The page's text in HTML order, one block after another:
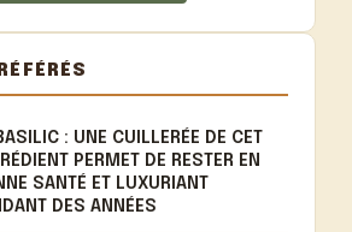
: UNE CUILLERÉE DE CET
PERMET DE RESTER EN
SANTÉ ET LUXURIANT
DES ANNÉES